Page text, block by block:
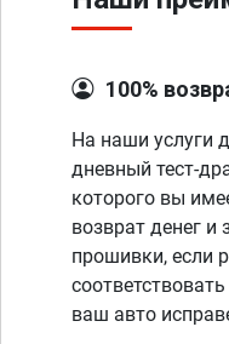
100%
На наши услуги
дневный тест-
которого вы
возврат денег и
прошивки, если
ваш авто